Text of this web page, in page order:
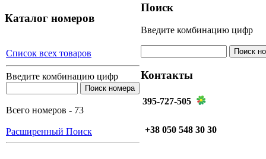
Каталог номеров
Список всех товаров
Введите комбинацию цифр
Всего номеров - 73
Расширенный Поиск
Поиск
Введите комбинацию цифр
Контакты
395-727-505
+38 050 548 30 30